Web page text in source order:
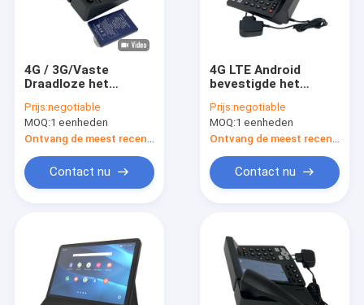
4G / 3G/Vaste
Draadloze het
13MP Camera Wifi
Hotspot van 2G
Android
Prijs:negotiable
MOQ:1 eenheden
Contact nu
4G LTE Android
bevestigde het
Videogesprek van de
Desktoptelefoon 5,5
Duimtouch screen
Prijs:negotiable
MOQ:1 eenheden
Contact nu